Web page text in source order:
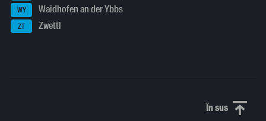
WY Waidhofen an der Ybbs
ZT Zwettl
În susDerulați